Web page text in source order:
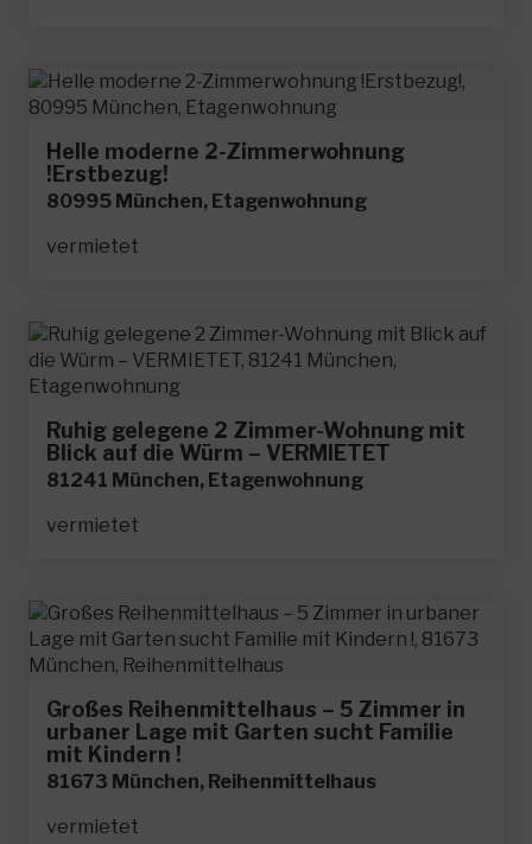
Helle moderne 2-Zimmerwohnung
!Erstbezug!
80995 München, Etagenwohnung
vermietet
Ruhig gelegene 2 Zimmer-Wohnung mit
Blick auf die Würm – VERMIETET
81241 München, Etagenwohnung
vermietet
Großes Reihenmittelhaus – 5 Zimmer in
urbaner Lage mit Garten sucht Familie
mit Kindern !
81673 München, Reihenmittelhaus
vermietet